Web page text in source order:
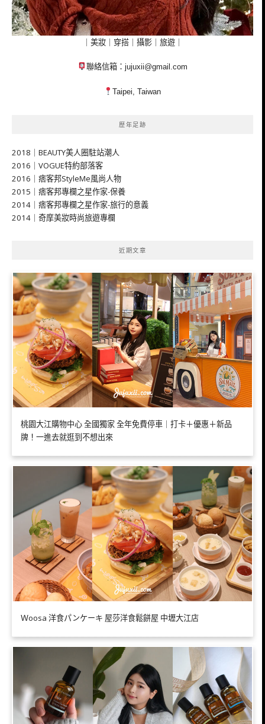
｜美妝｜穿搭｜攝影｜旅遊｜
聯絡信箱： jujuxii@gmail.com
Taipei, Taiwan
歷年足跡
2018｜BEAUTY美人圈駐站潮人
2016｜VOGUE特約部落客
2016｜痞客邦StyleMe風尚人物
2015｜痞客邦專欄之星作家-保養
2014｜痞客邦專欄之星作家-旅行的意義
2014｜奇摩美妝時尚旅遊專欄
近期文章
桃園大江購物中心 全國獨家 全年免費停車｜打卡＋優惠＋新品
牌！一進去就逛到不想出來
Ｗoosa 洋食パンケーキ 屋莎洋食鬆餅屋 中壢大江店